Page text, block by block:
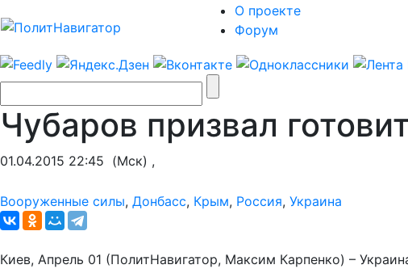
О проекте
Форум
Чубаров призвал
01.04.2015 22:45 (Мск) ,
Вооруженные силы, Донбасс, Крым, Россия, Украина
Киев, Апрель 01 (ПолитНавигатор, Максим Карпенко) –